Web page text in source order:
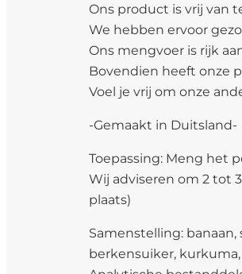
Ons product is vrij van
We hebben ervoor
Ons mengvoer is rijk
Bovendien heeft onze
Voel je vrij om onze
-Gemaakt in Duitsland-
Toepassing: Meng het
Wij adviseren om 2 tot
plaats)
Samenstelling:
berkensuiker, kurkuma,